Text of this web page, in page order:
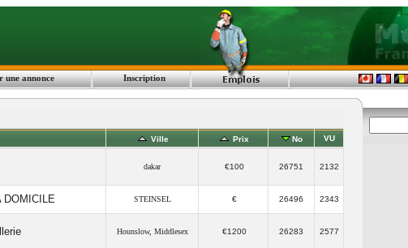
une annonce Inscription
Ville Prix No VU
dakar €100 26751 2132
DOMICILE STEINSEL € 26496 2343
Hounslow, Middlesex €1200 26283 2577